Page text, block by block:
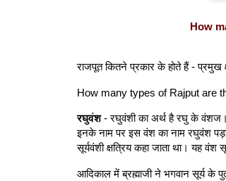
How
राजपूत कितने प्रकार के होते हैं - प्रमुख
How many types of Rajput are
रघुवंश- रघुवंशी का अर्थ है रघु के वंशज।
इनके नाम पर इस वंश का नाम रघुवंश
सूर्यवंशी क्षत्रिय कहा जाता था। यह
आदिकाल में ब्रह्माजी ने भगवान सूर्य के